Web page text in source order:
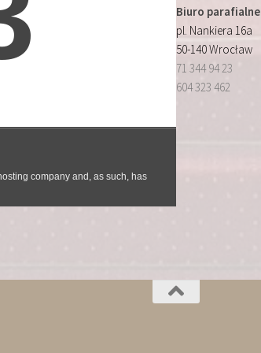
Biuro parafialne
pl. Nankiera 16a
50-140 Wrocław
71 344 94 23
604 323 462